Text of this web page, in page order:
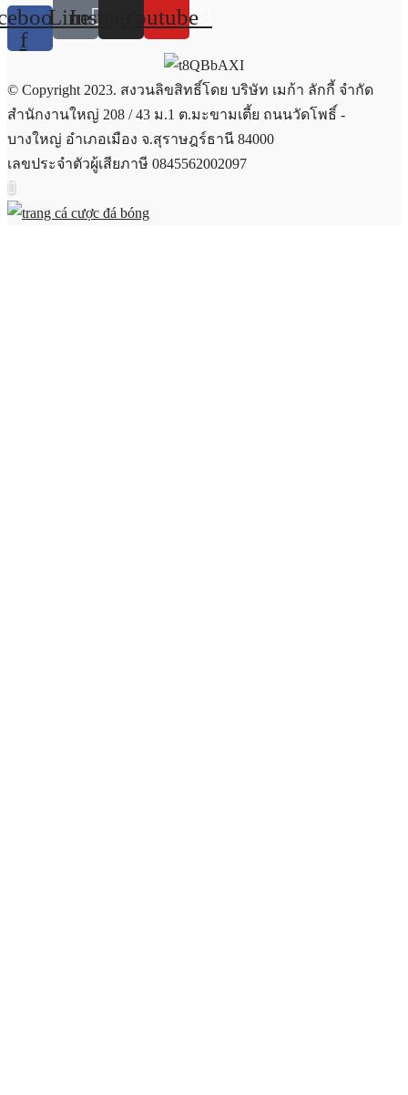
f
LineInstagramYoutube
© Copyright 2023. สงวนลิขสิทธิ์โดย บริษัท เมก้า ลักกี้ จำกัด
สำนักงานใหญ่ 208 / 43 ม.1 ต.มะขามเตี้ย ถนนวัดโพธิ์ -
บางใหญ่ อำเภอเมือง จ.สุราษฎร์ธานี 84000
เลขประจำตัวผู้เสียภาษี 0845562002097